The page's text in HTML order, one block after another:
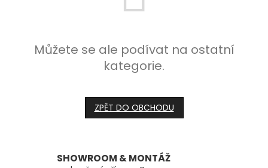
Můžete se ale podívat na ostatní
kategorie.
ZPĚT DO OBCHODU
SHOWROOM & MONTÁŽ